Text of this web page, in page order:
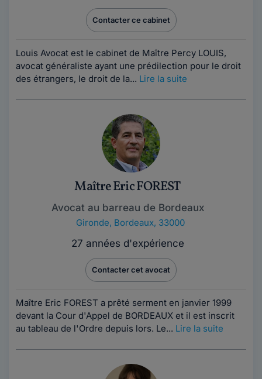
Contacter ce cabinet
Louis Avocat est le cabinet de Maître Percy LOUIS,
avocat généraliste ayant une prédilection pour le droit
des étrangers, le droit de la... Lire la suite
Maître Eric FOREST
Avocat au barreau de Bordeaux
Gironde, Bordeaux, 33000
27 années d'expérience
Contacter cet avocat
Maître Eric FOREST a prêté serment en janvier 1999
devant la Cour d'Appel de BORDEAUX et il est inscrit
au tableau de l'Ordre depuis lors. Le... Lire la suite